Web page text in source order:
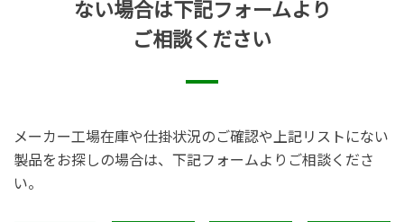
ない場合は下記フォームより
ご相談ください
メーカー工場在庫や仕掛状況のご確認や上記リストにない
製品をお探しの場合は、下記フォームよりご相談くださ
い。